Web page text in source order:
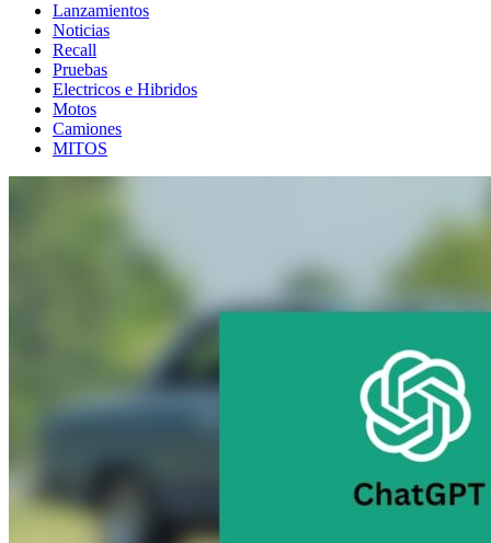
Lanzamientos
Noticias
Recall
Pruebas
Electricos e Hibridos
Motos
Camiones
MITOS